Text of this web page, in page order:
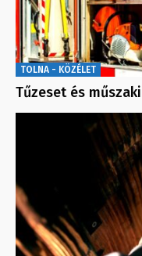
TOLNA - KÖZÉLET
Tűzeset és